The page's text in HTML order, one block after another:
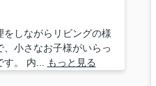
しながらリビングの様
小さなお子様がいらっ
す。 内...
もっと見る